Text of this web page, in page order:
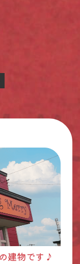
建物です♪